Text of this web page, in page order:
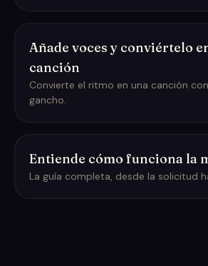
Añade voces y conviértelo
canción
Convierte el ritmo en una canción
gancho.
Entiende cómo funciona la
La guía completa, desde la solicitud